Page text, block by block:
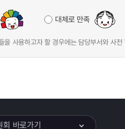
대체로 만족
을 사용하고자 할 경우에는 담당부서와 사
바로가기